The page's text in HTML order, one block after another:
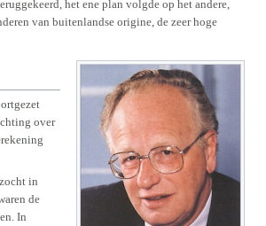
het ene plan volgde op het andere,
van buitenlandse origine, de zeer hoge
over
in
de
In